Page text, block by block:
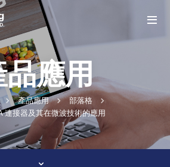
品應用
產品應用
部落格
連接器及其在微波技術的應用